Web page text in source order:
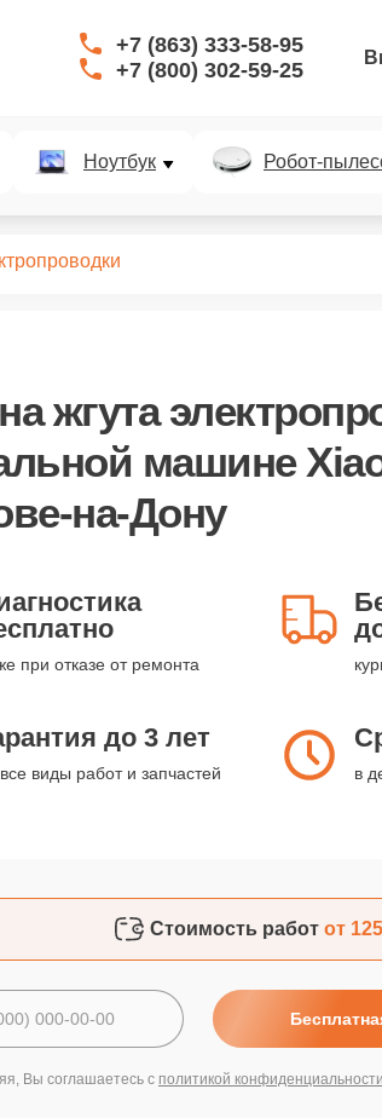
+7 (863) 333-58-95
+7 (800) 302-59-25
Ноутбук Робот-
жгута
машине
на-Дону
при отказе от ремонта
до 3 лет
виды работ и запчастей в
Стоимость работ от
Вы соглашаетесь с политикой конфиденциальности